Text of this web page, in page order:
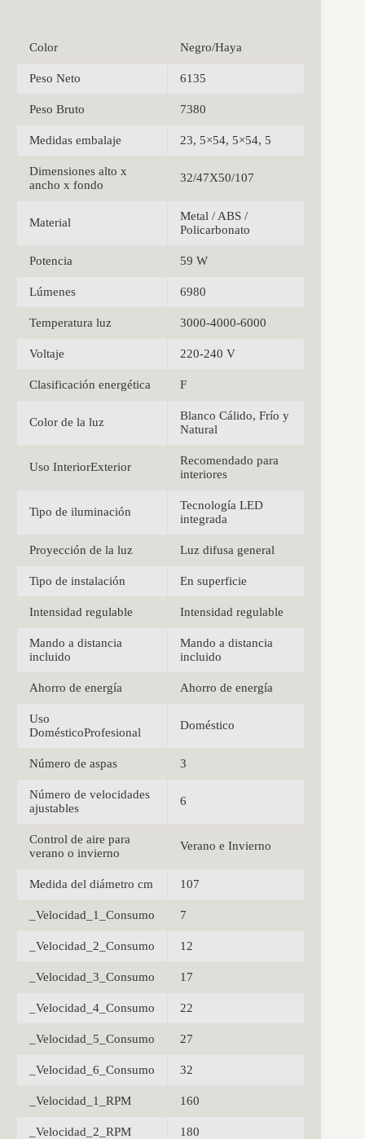
Color Negro/Haya
Peso Neto 6135
Peso Bruto 7380
Medidas embalaje 23, 5×54, 5×54, 5
Dimensiones alto x
ancho x fondo
32/47X50/107
Material
Metal / ABS /
Policarbonato
Potencia 59 W
Lúmenes 6980
Temperatura luz 3000-4000-6000
Voltaje 220-240 V
Clasificación energética F
Color de la luz
Blanco Cálido, Frío y
Natural
Uso InteriorExterior
Recomendado para
interiores
Tipo de iluminación
Tecnología LED
integrada
Proyección de la luz Luz difusa general
Tipo de instalación En superficie
Intensidad regulable Intensidad regulable
Mando a distancia
incluido
Mando a distancia
incluido
Ahorro de energía Ahorro de energía
Uso
DomésticoProfesional
Doméstico
Número de aspas 3
Número de velocidades
ajustables
6
Control de aire para
verano o invierno
Verano e Invierno
Medida del diámetro cm 107
_Velocidad_1_Consumo 7
_Velocidad_2_Consumo 12
_Velocidad_3_Consumo 17
_Velocidad_4_Consumo 22
_Velocidad_5_Consumo 27
_Velocidad_6_Consumo 32
_Velocidad_1_RPM 160
_Velocidad_2_RPM 180